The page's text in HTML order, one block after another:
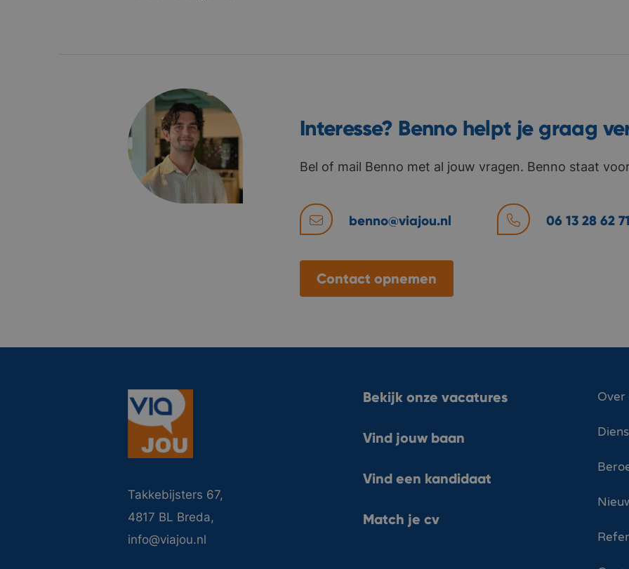
Interesse? Benno helpt je graag
Bel of mail Benno met al jouw vragen. Benno staat
benno@viajou.nl 06 13 28 62
Contact opnemen
Takkebijsters 67,
4817 BL Breda,
info@viajou.nl
Bekijk onze vacatures
Vind jouw baan
Vind een kandidaat
Match je cv
Over